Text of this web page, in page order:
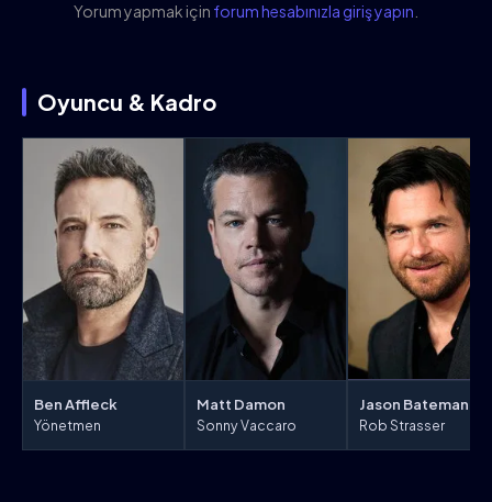
Yorum yapmak için forum hesabınızla giriş yapın
Oyuncu & Kadro
Ben Affleck
Yönetmen
Matt Damon
Sonny Vaccaro
Jason Bateman
Rob Strasser